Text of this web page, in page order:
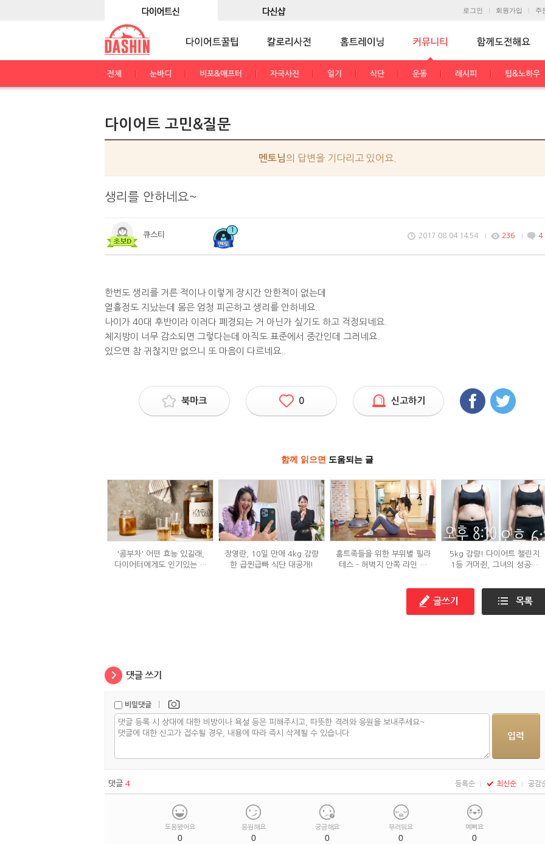
로그인 회원가입 주
전체 눈바디 비포&애프터 자극사진 일기 식단 운동 레시피 팁&노하우
다이어트 고민&질문
멘토님 의 답변을 기다리고 있어요.
생리를 안하네요~
큐스티
1
2017.08.04 14:54 236 4
한번도 생리를 거른 적이나 이렇게 장시간 안한적이 없는데
열흘정도 지났는데 몸은 엄청 피곤하고 생리를 안하네요..
나이가 40대 후반이라 이러다 폐경되는 거 아닌가 싶기도 하고 걱정되네요.
체지방이 너무 감소되면 그렇다는데 아직도 표준에서 중간인데 그러네요.
있으면 참 귀찮지만 없으니 또 마음이 다르네요..
북마크 0 신고하기
함께 읽으면 도움되는 글
'콤부차' 어떤 효능 있길래,
다이어터에게도 인기있는 걸
장영란, 10일 만에 4kg 감량
한 급찐급빠 식단 대공개!
홈트족들을 위한 부위별 필라
테스 – 허벅지 안쪽 라인 만
5kg 감량! 다이어트 챌린지
1등 거머쥔, 그녀의 성공팁
비밀댓글 |
댓글 4 등록순 최신순 공감
도움됐어요
0
응원해요
0
궁금해요
0
부러워요
0
예뻐요
0